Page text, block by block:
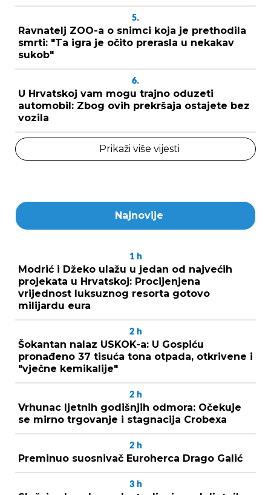
5.
Ravnatelj ZOO-a o snimci koja je prethodila
smrti: "Ta igra je očito prerasla u nekakav
sukob"
6.
U Hrvatskoj vam mogu trajno oduzeti
automobil: Zbog ovih prekršaja ostajete bez
vozila
Prikaži više vijesti
Najnovije
1 h
Modrić i Džeko ulažu u jedan od najvećih
projekata u Hrvatskoj: Procijenjena
vrijednost luksuznog resorta gotovo
milijardu eura
2 h
Šokantan nalaz USKOK-a: U Gospiću
pronađeno 37 tisuća tona otpada, otkrivene i
"vječne kemikalije"
2 h
Vrhunac ljetnih godišnjih odmora: Očekuje
se mirno trgovanje i stagnacija Crobexa
2 h
Preminuo suosnivač Euroherca Drago Galić
3 h